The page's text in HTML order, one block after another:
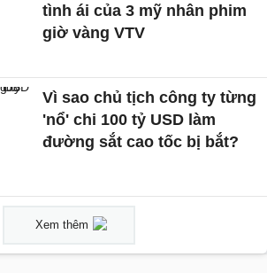
tình ái của 3 mỹ nhân phim
giờ vàng VTV
Vì sao chủ tịch công ty từng
'nổ' chi 100 tỷ USD làm
đường sắt cao tốc bị bắt?
Xem thêm